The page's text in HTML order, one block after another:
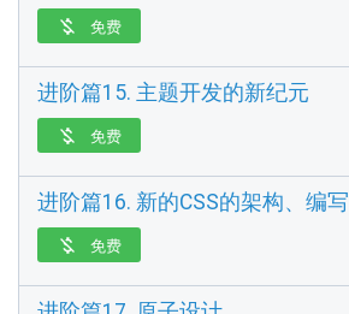
 免费
进阶篇15. 主题开发的新纪元
 免费
进阶篇16. 新的CSS的架构、编
 免费